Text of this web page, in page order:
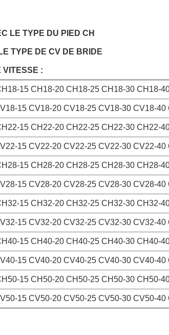
LE TYPE DU PIED CH
TYPE DE CV DE BRIDE
VITESSE :
15 CH18-20 CH18-25 CH18-30 CH18-
15 CV18-20 CV18-25 CV18-30 CV18-
15 CH22-20 CH22-25 CH22-30 CH22-
15 CV22-20 CV22-25 CV22-30 CV22-
15 CH28-20 CH28-25 CH28-30 CH28-
15 CV28-20 CV28-25 CV28-30 CV28-
15 CH32-20 CH32-25 CH32-30 CH32-
15 CV32-20 CV32-25 CV32-30 CV32-
15 CH40-20 CH40-25 CH40-30 CH40-
15 CV40-20 CV40-25 CV40-30 CV40-
15 CH50-20 CH50-25 CH50-30 CH50-
15 CV50-20 CV50-25 CV50-30 CV50-